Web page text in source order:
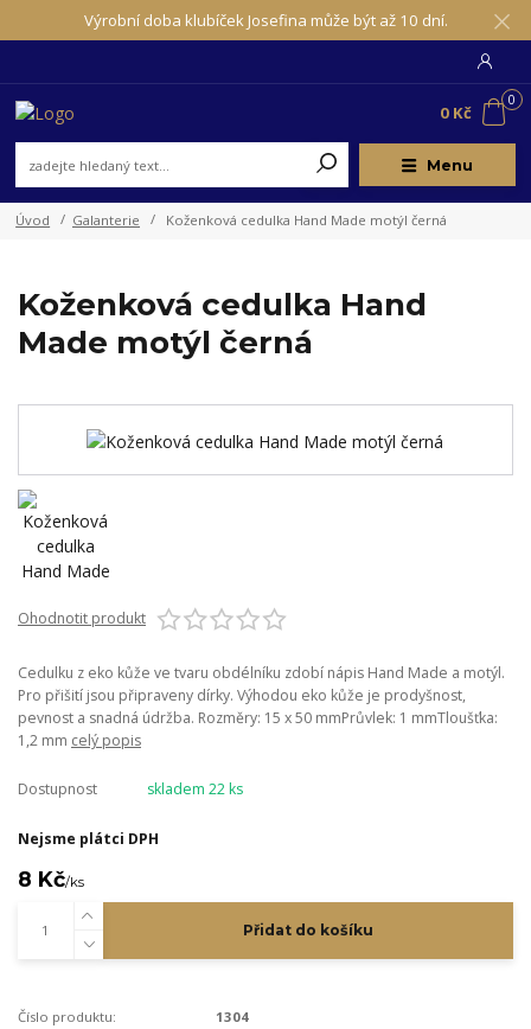
Výrobní doba klubíček Josefina může být až 10 dní.
Menu
0
0 Kč
Úvod Galanterie Koženková cedulka Hand Made motýl černá
Koženková cedulka Hand
Made motýl černá
Ohodnotit produkt
Cedulku z eko kůže ve tvaru obdélníku zdobí nápis Hand Made a motýl.
Pro přišití jsou připraveny dírky. Výhodou eko kůže je prodyšnost,
pevnost a snadná údržba. Rozměry: 15 x 50 mmPrůvlek: 1 mmTloušťka:
1,2 mm celý popis
Dostupnost skladem 22 ks
Nejsme plátci DPH
8 Kč/ks
Přidat do košíku
Číslo produktu:
1304